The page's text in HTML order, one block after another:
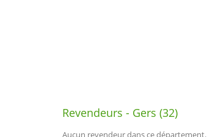
Revendeurs - Gers (32)
Aucun revendeur dans ce département.